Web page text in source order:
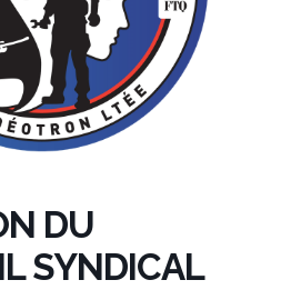
DU
SYNDICAL